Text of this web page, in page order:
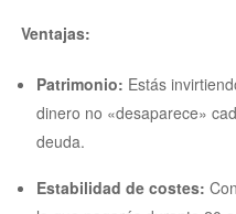
Ventajas:
Patrimonio: Estás
dinero no «desaparece»
deuda.
Estabilidad de costes: